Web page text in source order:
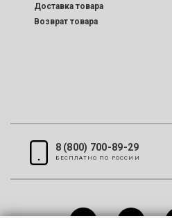
Доставка товара
Возврат товара
8 (800) 700-89-29
БЕСПЛАТНО ПО РОССИИ